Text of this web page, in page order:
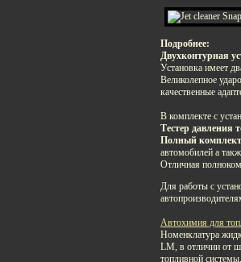
Подробнее:
Двухконтурная
Установка имеет
Великолепное
качественные
В комплекте с
Тестер давления
Полный комплект
автомобилей а
Отличная
Для работы с
Автохимия для
Номенклатура
LM, в отличии от
топливной